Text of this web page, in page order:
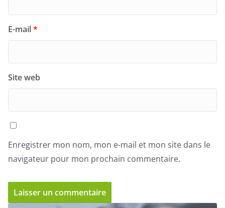
E-mail*
Site web
Enregistrer mon nom, mon e-mail et mon site dans le
navigateur pour mon prochain commentaire.